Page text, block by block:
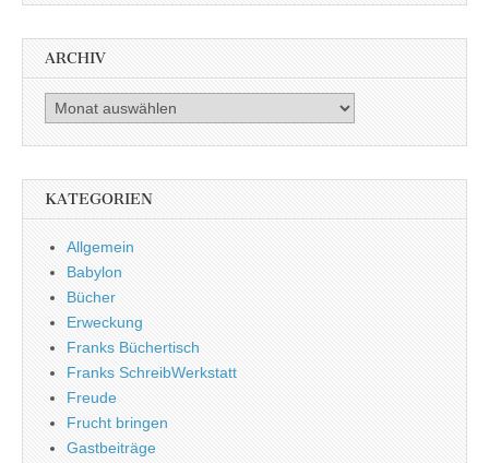
ARCHIV
Archiv
KATEGORIEN
Allgemein
Babylon
Bücher
Erweckung
Franks Büchertisch
Franks SchreibWerkstatt
Freude
Frucht bringen
Gastbeiträge